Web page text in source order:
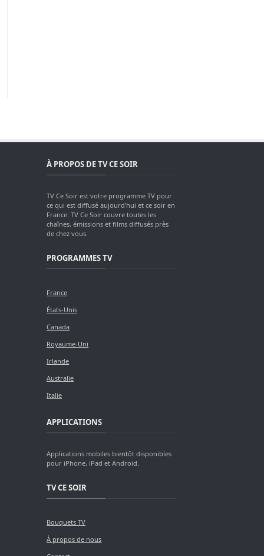
À PROPOS DE TV CE SOIR
TV Ce Soir est votre programme TV pour
ce qui est diffusé aujourd'hui et ce soir en
France. TV Ce Soir couvre toutes les
chaînes, émissions et films diffusés près
de chez vous.
PROGRAMMES TV
France
États-Unis
Canada
Royaume-Uni
Irlande
Australie
Italie
APPLICATIONS
Applications mobiles bientôt disponibles
pour iPhone, iPad et Android.
TV CE SOIR
Bouquets TV
À propos de nous